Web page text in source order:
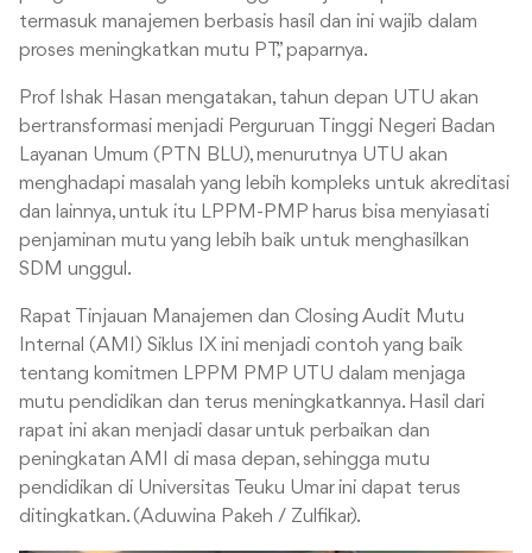
termasuk manajemen berbasis hasil dan ini wajib dalam
proses meningkatkan mutu PT,” paparnya.
Prof Ishak Hasan mengatakan, tahun depan UTU akan
bertransformasi menjadi Perguruan Tinggi Negeri Badan
Layanan Umum (PTN BLU), menurutnya UTU akan
menghadapi masalah yang lebih kompleks untuk akreditasi
dan lainnya, untuk itu LPPM-PMP harus bisa menyiasati
penjaminan mutu yang lebih baik untuk menghasilkan
SDM unggul.
Rapat Tinjauan Manajemen dan Closing Audit Mutu
Internal (AMI) Siklus IX ini menjadi contoh yang baik
tentang komitmen LPPM PMP UTU dalam menjaga
mutu pendidikan dan terus meningkatkannya. Hasil dari
rapat ini akan menjadi dasar untuk perbaikan dan
peningkatan AMI di masa depan, sehingga mutu
pendidikan di Universitas Teuku Umar ini dapat terus
ditingkatkan. (Aduwina Pakeh / Zulfikar).